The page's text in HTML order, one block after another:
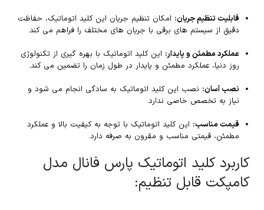
قابلیت تنظیم جریان: امکان تنظیم جریان این کلید اتوماتیک، حفاظت
دقیق از سیستم های برقی با جریان های مختلف را فراهم می کند.
عملکرد مطمئن و پایدار: این کلید اتوماتیک با بهره گیری از تکنولوژی
روز دنیا، عملکرد مطمئن و پایدار در طول زمان را تضمین می کند.
نصب آسان: نصب این کلید اتوماتیک به سادگی انجام می شود و
نیاز به تخصص خاصی ندارد.
قیمت مناسب: این کلید اتوماتیک با توجه به کیفیت بالا و عملکرد
مطمئن، قیمتی مناسب و مقرون به صرفه دارد.
کاربرد کلید اتوماتیک پارس فانال مدل
کامپکت قابل تنظیم: